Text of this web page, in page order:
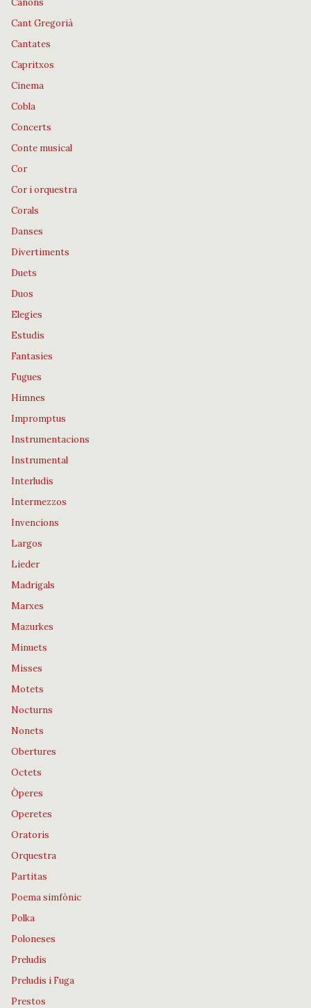
Cànons
Cant Gregorià
Cantates
Capritxos
Cinema
Cobla
Concerts
Conte musical
Cor
Cor i orquestra
Corals
Danses
Divertiments
Duets
Duos
Elegies
Estudis
Fantasies
Fugues
Himnes
Impromptus
Instrumentacions
Instrumental
Interludis
Intermezzos
Invencions
Largos
Lieder
Madrigals
Marxes
Mazurkes
Minuets
Misses
Motets
Nocturns
Nonets
Obertures
Octets
Òperes
Operetes
Oratoris
Orquestra
Partitas
Poema simfònic
Polka
Poloneses
Preludis
Preludis i Fuga
Prestos